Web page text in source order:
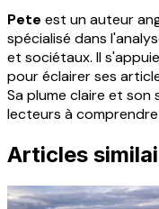
Pete est un auteur
spécialisé dans
et sociétaux. Il
pour éclairer ses
Sa plume claire et son
lecteurs à
Articles